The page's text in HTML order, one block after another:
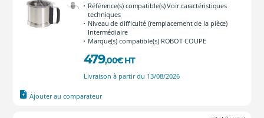
Référence(s) compatible(s) Voir caractéristiques
techniques
Niveau de difficulté (remplacement de la pièce)
Intermédiaire
Marque(s) compatible(s) ROBOT COUPE
479,00€ HT
Livraison à partir du 13/08/2026
Ajouter au comparateur